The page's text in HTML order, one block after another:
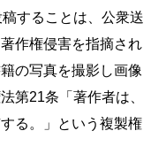
することは、公衆送
作権侵害を指摘され
の写真を撮影し画像
第21条「著作者は、
る。」という複製権